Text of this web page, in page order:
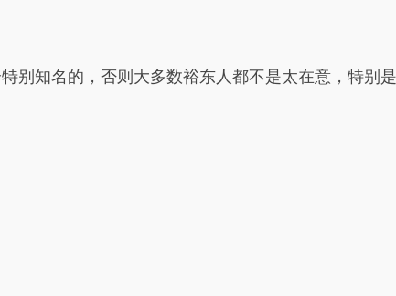
别知名的，否则大多数裕东人都不是太在意，特别